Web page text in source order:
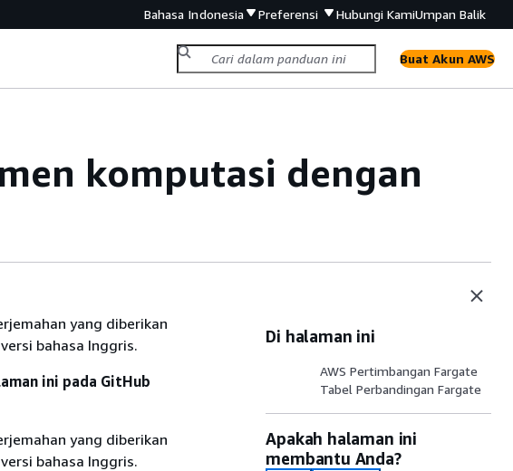
Bahasa Indonesia Preferensi Hubungi KamiUmpan Balik
Buat Akun AWS
komputasi dengan
yang diberikan
bahasa Inggris.
ini pada GitHub
yang diberikan
bahasa Inggris.
Di halaman ini
AWS Pertimbangan Fargate
Tabel Perbandingan Fargate
Apakah halaman ini
membantu Anda?